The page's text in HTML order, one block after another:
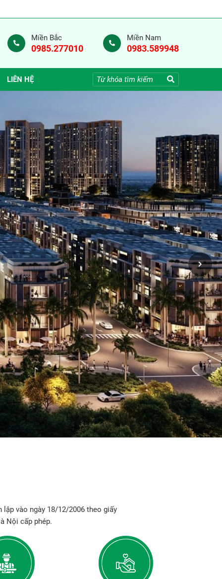
Miền Bắc
0985.277010
Miền Nam
0983.589948
LIÊN HỆ
lập vào ngày 18/12/2006 theo giấy
Nội cấp phép.